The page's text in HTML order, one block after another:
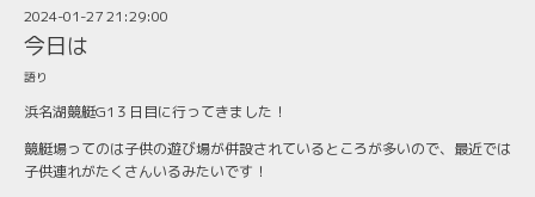
2024-01-27 21:29:00
今日は
語り
浜名湖競艇G1３日目に行ってきました！
競艇場ってのは子供の遊び場が併設されているところが多いので、最近では
子供連れがたくさんいるみたいです！